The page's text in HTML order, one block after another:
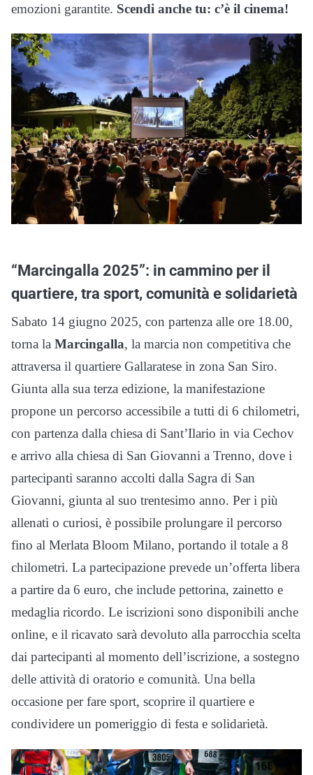
emozioni garantite. Scendi anche tu: c’è il cinema!
“Marcingalla 2025”: in cammino per il
quartiere, tra sport, comunità e solidarietà
Sabato 14 giugno 2025, con partenza alle ore 18.00,
torna la Marcingalla, la marcia non competitiva che
attraversa il quartiere Gallaratese in zona San Siro.
Giunta alla sua terza edizione, la manifestazione
propone un percorso accessibile a tutti di 6 chilometri,
con partenza dalla chiesa di Sant’Ilario in via Cechov
e arrivo alla chiesa di San Giovanni a Trenno, dove i
partecipanti saranno accolti dalla Sagra di San
Giovanni, giunta al suo trentesimo anno. Per i più
allenati o curiosi, è possibile prolungare il percorso
fino al Merlata Bloom Milano, portando il totale a 8
chilometri. La partecipazione prevede un’offerta libera
a partire da 6 euro, che include pettorina, zainetto e
medaglia ricordo. Le iscrizioni sono disponibili anche
online, e il ricavato sarà devoluto alla parrocchia scelta
dai partecipanti al momento dell’iscrizione, a sostegno
delle attività di oratorio e comunità. Una bella
occasione per fare sport, scoprire il quartiere e
condividere un pomeriggio di festa e solidarietà.